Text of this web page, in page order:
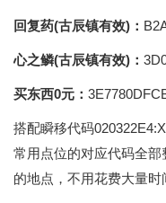
回复药(古辰镇有效)：
心之鳞(古辰镇有效)：
买东西0元：
搭配瞬移代码
常用点位的对应代码全
的地点，不用花费大量时